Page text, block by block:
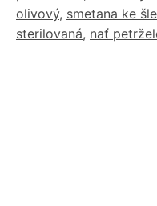
olivový, smetana ke
sterilovaná, nať